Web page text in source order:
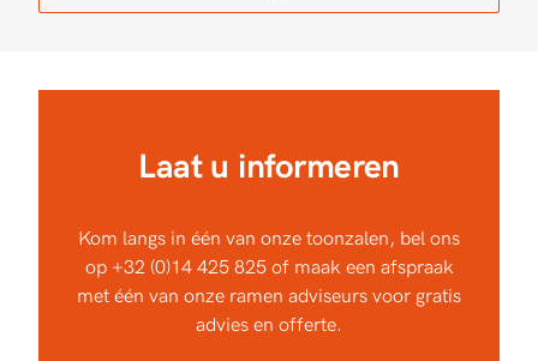
Laat u informeren
Kom langs in één van onze toonzalen, bel ons
op +32 (0)14 425 825of maak een afspraak
met één van onze ramen adviseurs voor gratis
advies en offerte.